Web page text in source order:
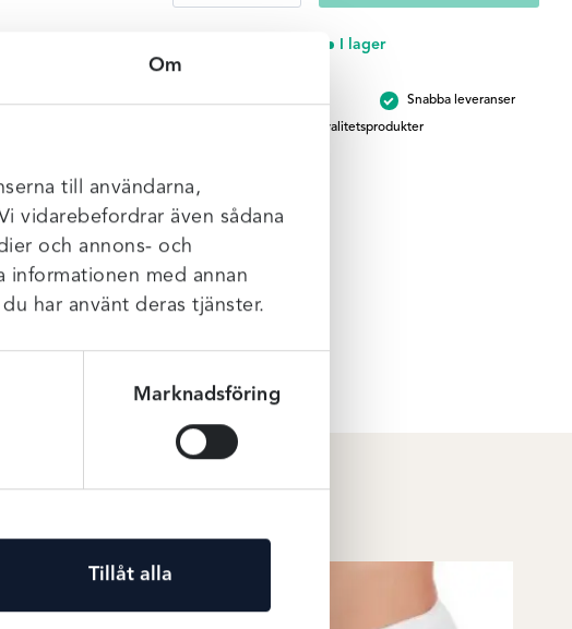
Om
till användarna,
vidarebefordrar även sådana
och annons- och
informationen med annan
har använt deras tjänster.
Marknadsföring
Tillåt alla
full
-
mängd
I lager
Brett sortiment Snabba leveranser
Kvalitetsprodukter
extra hud.
mjukt och